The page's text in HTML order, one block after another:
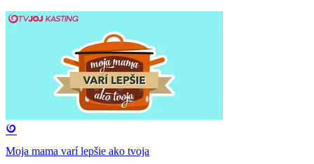
Moja mama varí lepšie ako tvoja